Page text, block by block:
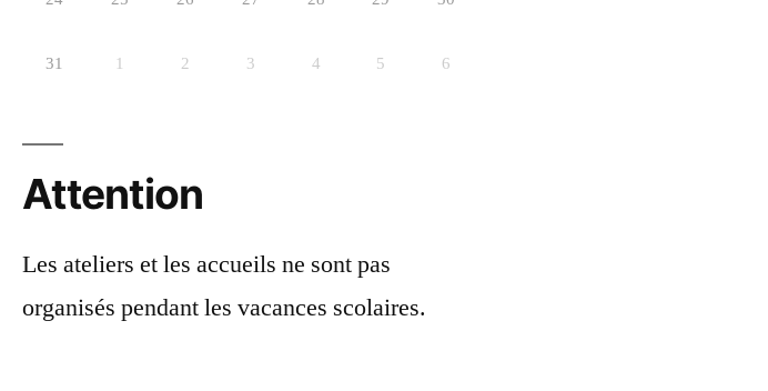
31 1 2 3 4 5 6
Attention
Les ateliers et les accueils ne sont pas
organisés pendant les vacances scolaires.